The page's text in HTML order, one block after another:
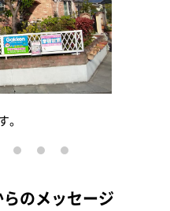
。
らのメッセージ